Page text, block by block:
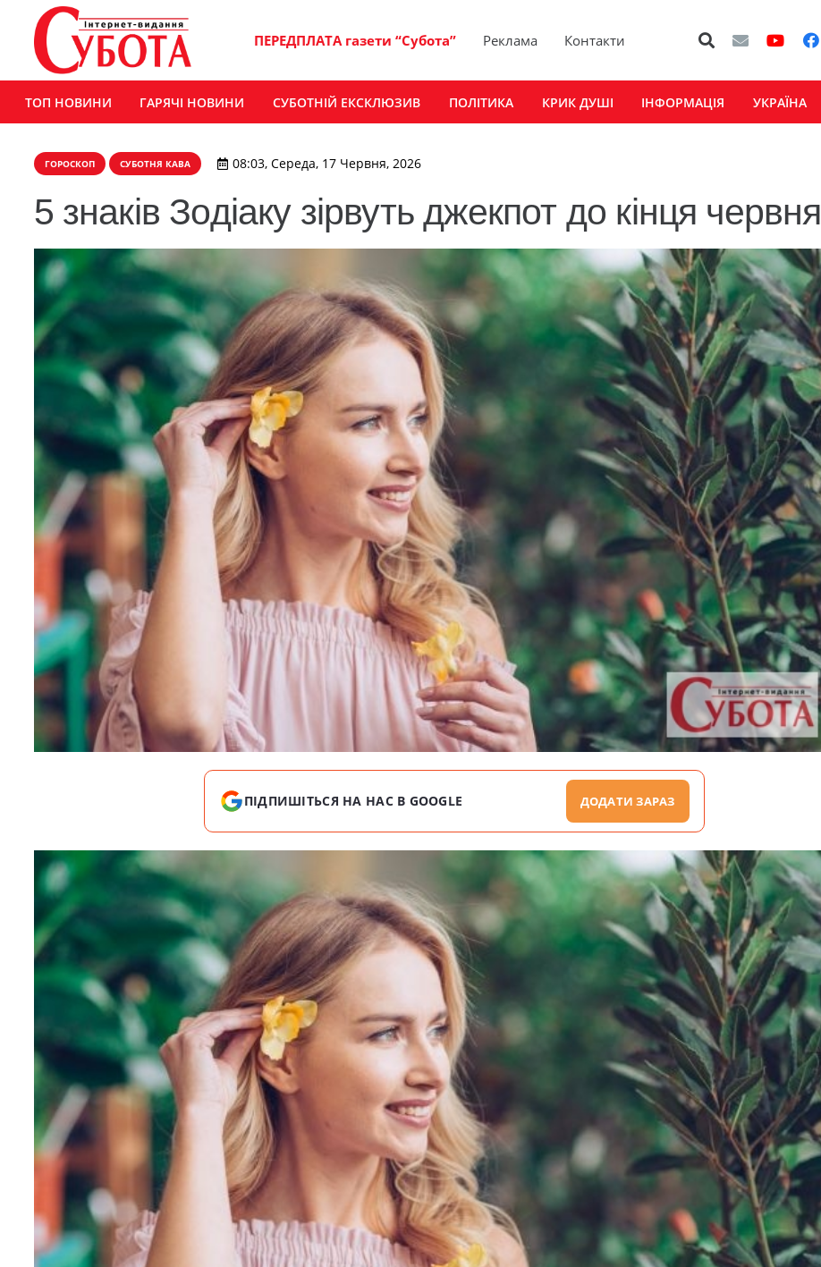
ПЕРЕДПЛАТА газети “Субота” Реклама Контакти
ТОП НОВИНИ ГАРЯЧІ НОВИНИ СУБОТНІЙ ЕКСКЛЮЗИВ ПОЛІТИКА КРИК ДУШІ ІНФОРМАЦІЯ УКРАЇНА
ГОРОСКОП СУБОТНЯ КАВА 08:03, Середа, 17 Червня, 2026
5 знаків Зодіаку зірвуть джекпот до кінця червня
ПІДПИШІТЬСЯ НА НАС В GOOGLE ДОДАТИ ЗАРАЗ